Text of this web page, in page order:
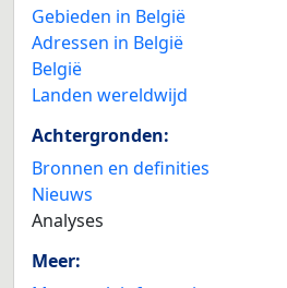
Gebieden in België
Adressen in België
België
Landen wereldwijd
Achtergronden:
Bronnen en definities
Nieuws
Analyses
Meer: